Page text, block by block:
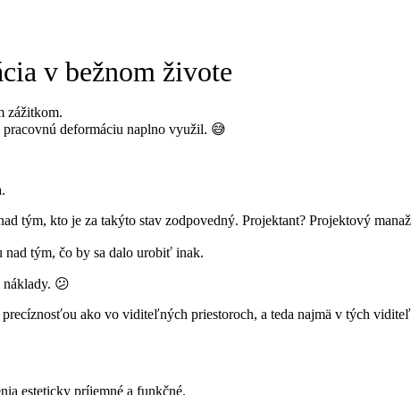
v bežnom živote
zážitkom.
deformáciu naplno využil. 😅
tým, kto je za takýto stav zodpovedný. Projektant? Projektový
nad tým, čo by sa dalo urobiť inak.
náklady. 😕
ako vo viditeľných priestoroch, a teda najmä v tých
esteticky príjemné a funkčné.